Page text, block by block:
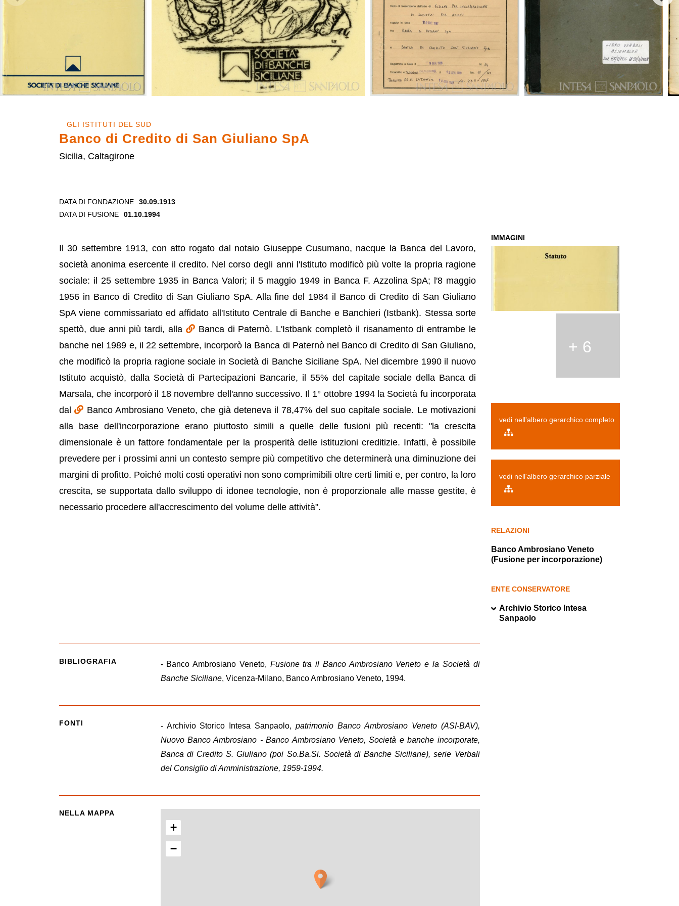
GLI ISTITUTI DEL SUD
Banco di Credito di San Giuliano SpA
Sicilia, Caltagirone
DATA DI FONDAZIONE
30.09.1913
DATA DI FUSIONE
01.10.1994
Il 30 settembre 1913, con atto rogato dal notaio Giuseppe Cusumano, nacque la Banca del Lavoro,
società anonima esercente il credito. Nel corso degli anni l'Istituto modificò più volte la propria ragione
sociale: il 25 settembre 1935 in Banca Valori; il 5 maggio 1949 in Banca F. Azzolina SpA; l'8 maggio
1956 in Banco di Credito di San Giuliano SpA. Alla fine del 1984 il Banco di Credito di San Giuliano
SpA viene commissariato ed affidato all'Istituto Centrale di Banche e Banchieri (Istbank). Stessa sorte
spettò, due anni più tardi, alla
Banca di Paternò. L'Istbank completò il risanamento di entrambe le
banche nel 1989 e, il 22 settembre, incorporò la Banca di Paternò nel Banco di Credito di San Giuliano,
che modificò la propria ragione sociale in Società di Banche Siciliane SpA. Nel dicembre 1990 il nuovo
Istituto acquistò, dalla Società di Partecipazioni Bancarie, il 55% del capitale sociale della Banca di
Marsala, che incorporò il 18 novembre dell'anno successivo. Il 1° ottobre 1994 la Società fu incorporata
dal
Banco Ambrosiano Veneto, che già deteneva il 78,47% del suo capitale sociale. Le motivazioni
alla base dell'incorporazione erano piuttosto simili a quelle delle fusioni più recenti: "la crescita
dimensionale è un fattore fondamentale per la prosperità delle istituzioni creditizie. Infatti, è possibile
prevedere per i prossimi anni un contesto sempre più competitivo che determinerà una diminuzione dei
margini di profitto. Poiché molti costi operativi non sono comprimibili oltre certi limiti e, per contro, la loro
crescita, se supportata dallo sviluppo di idonee tecnologie, non è proporzionale alle masse gestite, è
necessario procedere all'accrescimento del volume delle attività".
IMMAGINI
+ 6
vedi nell'albero gerarchico completo
vedi nell'albero gerarchico parziale
RELAZIONI
Banco Ambrosiano Veneto
(Fusione per incorporazione)
ENTE CONSERVATORE
Archivio Storico Intesa
Sanpaolo
BIBLIOGRAFIA - Banco Ambrosiano Veneto, Fusione tra il Banco Ambrosiano Veneto e la Società di
Banche Siciliane, Vicenza-Milano, Banco Ambrosiano Veneto, 1994.
FONTI - Archivio Storico Intesa Sanpaolo, patrimonio Banco Ambrosiano Veneto (ASI-BAV),
Nuovo Banco Ambrosiano - Banco Ambrosiano Veneto, Società e banche incorporate,
Banca di Credito S. Giuliano (poi So.Ba.Si. Società di Banche Siciliane), serie Verbali
del Consiglio di Amministrazione, 1959-1994.
NELLA MAPPA
+
−